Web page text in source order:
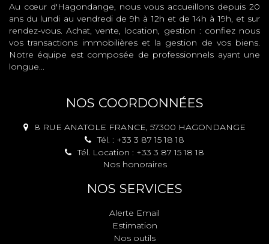
Au cœur d'Hagondange, nous vous accueillons depuis 20
ans du lundi au vendredi de 9h à 12h et de 14h à 19h, et sur
rendez-vous. Achat, vente, location, gestion : confiez nous
vos transactions immobilières et la gestion de vos biens.
Notre équipe est composée de professionnels ayant une
longue...
NOS COORDONNÉES
8 RUE ANATOLE FRANCE, 57300 HAGONDANGE
Tél. : +33 3 87 15 18 18
Tél. Location : +33 3 87 15 18 18
Nos honoraires
NOS SERVICES
Alerte Email
Estimation
Nos outils